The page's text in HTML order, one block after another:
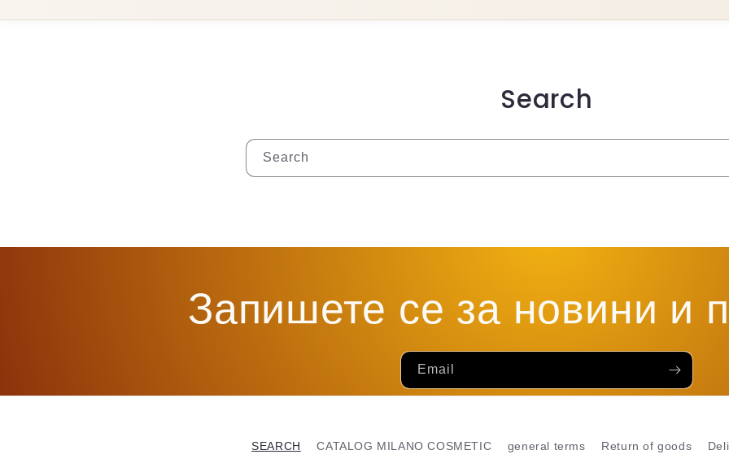
Search
Search
Запишете се за новини и
Email
SEARCH CATALOG MILANO COSMETIC general terms Return of goods